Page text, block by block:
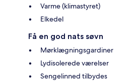
Varme (klimastyret)
Elkedel
Få en god nats søvn
Mørklægningsgardiner
Lydisolerede værelser
Sengelinned tilbydes